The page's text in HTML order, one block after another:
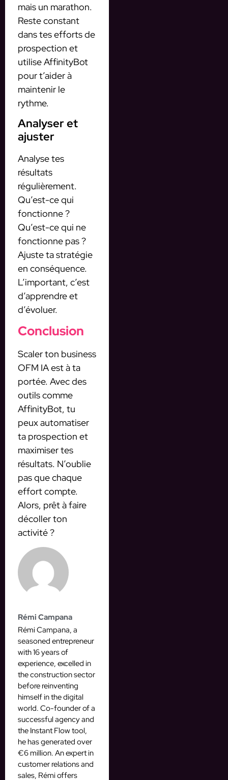
mais un marathon.
Reste constant
dans tes efforts de
prospection et
utilise AffinityBot
pour t’aider à
maintenir le
rythme.
Analyser et
ajuster
Analyse tes
résultats
régulièrement.
Qu’est-ce qui
fonctionne ?
Qu’est-ce qui ne
fonctionne pas ?
Ajuste ta stratégie
en conséquence.
L’important, c’est
d’apprendre et
d’évoluer.
Conclusion
Scaler ton business
OFM IA est à ta
portée. Avec des
outils comme
AffinityBot, tu
peux automatiser
ta prospection et
maximiser tes
résultats. N’oublie
pas que chaque
effort compte.
Alors, prêt à faire
décoller ton
activité ?
Rémi Campana
Rémi Campana, a
seasoned entrepreneur
with 16 years of
experience, excelled in
the construction sector
before reinventing
himself in the digital
world. Co-founder of a
successful agency and
the Instant Flow tool,
he has generated over
€6 million. An expert in
customer relations and
sales, Rémi offers